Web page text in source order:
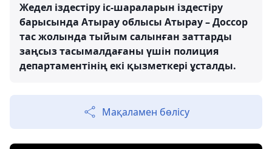
Жедел іздестіру іс-шараларын іздестіру
барысында Атырау облысы Атырау – Доссор
тас жолында тыйым салынған заттарды
заңсыз тасымалдағаны үшін полиция
департаментінің екі қызметкері ұсталды.
Мақаламен бөлісу